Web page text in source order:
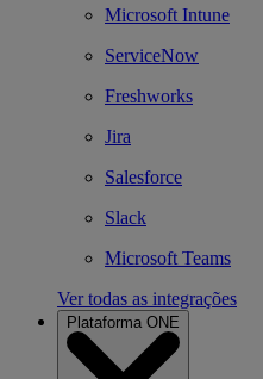
Microsoft Intune
ServiceNow
Freshworks
Jira
Salesforce
Slack
Microsoft Teams
Ver todas as integrações
Plataforma ONE